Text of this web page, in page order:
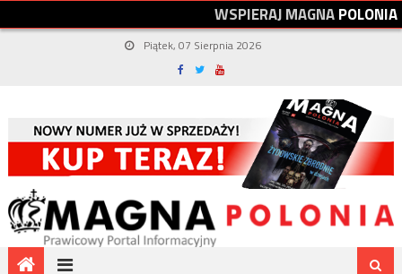
WSPIERAJMAGNAPOLONIA
Piątek, 07 Sierpnia 2026